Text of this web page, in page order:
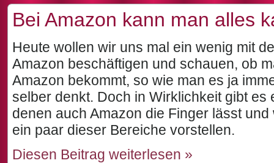
Bei Amazon kann man alles
Heute wollen wir uns mal ein wenig mit
Amazon beschäftigen und schauen, ob
Amazon bekommt, so wie man es ja
selber denkt. Doch in Wirklichkeit gibt es
denen auch Amazon die Finger lässt
ein paar dieser Bereiche vorstellen.
Diesen Beitrag weiterlesen »